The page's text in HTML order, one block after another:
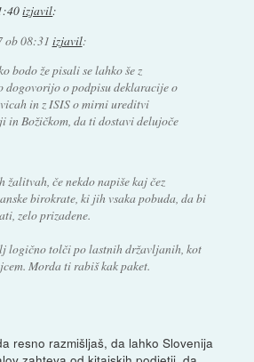
izjavil:
ob 08:31 izjavil:
bodo že pisali se lahko še z
dogovorijo o podpisu deklaracije o
in z ISIS o mirni ureditvi
in Božičkom, da ti dostavi delujoče
žalitvah, če nekdo napiše kaj čez
birokrate, ki jih vsaka pobuda, da bi
zelo prizadene.
logično tolči po lastnih državljanih, kot
Morda ti rabiš kak paket.
resno razmišljaš, da lahko Slovenija